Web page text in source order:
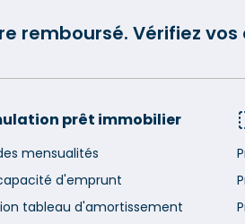
remboursé. Vérifiez
prêt immobilier
mensualités
d'emprunt
tableau d'amortissement